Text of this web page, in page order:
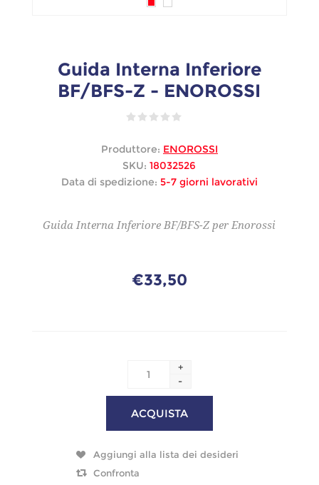
Guida Interna Inferiore
BF/BFS-Z - ENOROSSI
Produttore: ENOROSSI
SKU: 18032526
Data di spedizione: 5-7 giorni lavorativi
Guida Interna Inferiore BF/BFS-Z per Enorossi
€33,50
+
-